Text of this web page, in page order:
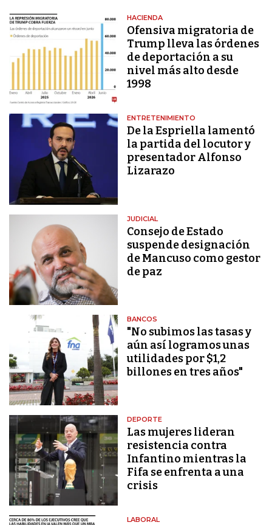
HACIENDA
Ofensiva migratoria de
Trump lleva las órdenes
de deportación a su
nivel más alto desde
1998
ENTRETENIMIENTO
De la Espriella lamentó
la partida del locutor y
presentador Alfonso
Lizarazo
JUDICIAL
Consejo de Estado
suspende designación
de Mancuso como gestor
de paz
BANCOS
"No subimos las tasas y
aún así logramos unas
utilidades por $1,2
billones en tres años"
DEPORTE
Las mujeres lideran
resistencia contra
Infantino mientras la
Fifa se enfrenta a una
crisis
LABORAL